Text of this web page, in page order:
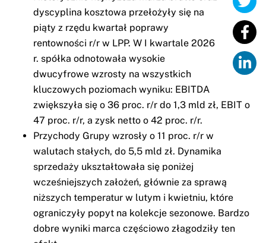
dyscyplina kosztowa przełożyły się na
piąty z rzędu kwartał poprawy
rentowności r/r w LPP. W I kwartale 2026
r. spółka odnotowała wysokie
dwucyfrowe wzrosty na wszystkich
kluczowych poziomach wyniku: EBITDA
zwiększyła się o 36 proc. r/r do 1,3 mld zł, EBIT o
47 proc. r/r, a zysk netto o 42 proc. r/r.
Przychody Grupy wzrosły o 11 proc. r/r w
walutach stałych, do 5,5 mld zł. Dynamika
sprzedaży ukształtowała się poniżej
wcześniejszych założeń, głównie za sprawą
niższych temperatur w lutym i kwietniu, które
ograniczyły popyt na kolekcje sezonowe. Bardzo
dobre wyniki marca częściowo złagodziły ten